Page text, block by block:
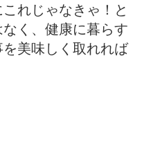
れじゃなきゃ！と
く、健康に暮らす
美味しく取れれば